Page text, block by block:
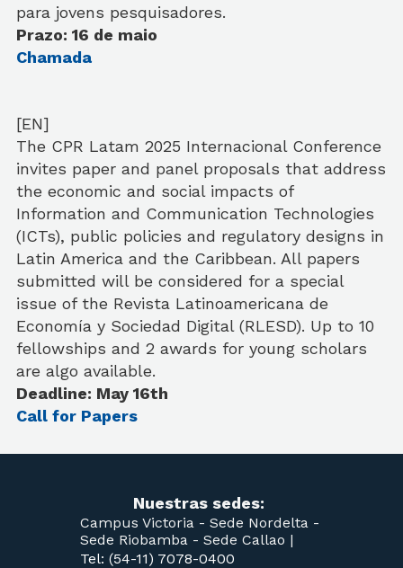
para jovens pesquisadores.
Prazo: 16 de maio
Chamada
[EN]
The CPR Latam 2025 Internacional Conference
invites paper and panel proposals that address
the economic and social impacts of
Information and Communication Technologies
(ICTs), public policies and regulatory designs in
Latin America and the Caribbean. All papers
submitted will be considered for a special
issue of the Revista Latinoamericana de
Economía y Sociedad Digital (RLESD). Up to 10
fellowships and 2 awards for young scholars
are algo available.
Deadline: May 16th
Call for Papers
Nuestras sedes:
Campus Victoria - Sede Nordelta -
Sede Riobamba - Sede Callao |
Tel: (54-11) 7078-0400